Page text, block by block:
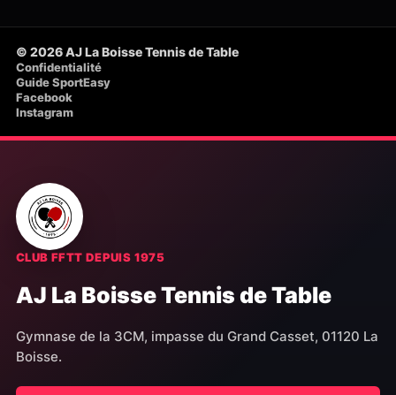
© 2026 AJ La Boisse Tennis de Table
Confidentialité
Guide SportEasy
Facebook
Instagram
CLUB FFTT DEPUIS 1975
AJ La Boisse Tennis de Table
Gymnase de la 3CM, impasse du Grand Casset, 01120 La
Boisse.